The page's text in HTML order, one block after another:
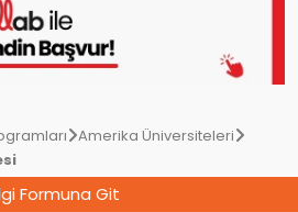
Amerika Üniversiteleri
Formuna Git